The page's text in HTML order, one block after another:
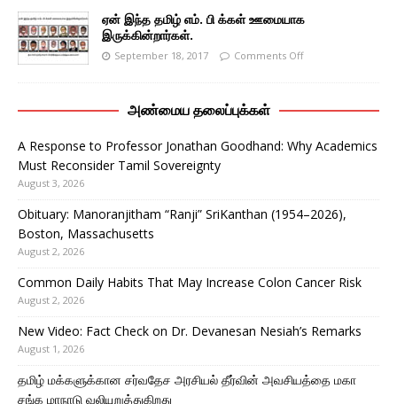
ஏன் இந்த தமிழ் எம். பி க்கள் ஊமையாக
இருக்கின்றார்கள்.
September 18, 2017 Comments Off
அண்மைய தலைப்புக்கள்
A Response to Professor Jonathan Goodhand: Why Academics
Must Reconsider Tamil Sovereignty
August 3, 2026
Obituary: Manoranjitham “Ranji” SriKanthan (1954–2026),
Boston, Massachusetts
August 2, 2026
Common Daily Habits That May Increase Colon Cancer Risk
August 2, 2026
New Video: Fact Check on Dr. Devanesan Nesiah’s Remarks
August 1, 2026
தமிழ் மக்களுக்கான சர்வதேச அரசியல் தீர்வின் அவசியத்தை மகா
சங்க மாநாடு வலியுறுத்துகிறது